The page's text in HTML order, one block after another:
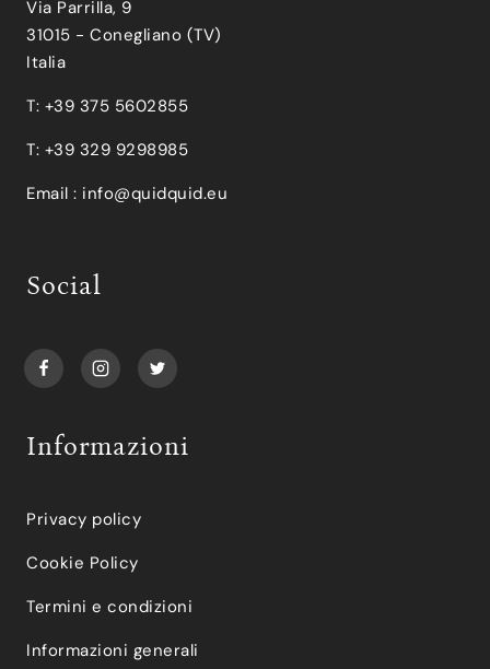
Via Parrilla, 9
31015 - Conegliano (TV)
Italia
T: +39 375 5602855
T: +39 329 9298985
Email : info@quidquid.eu
Social
Informazioni
Privacy policy
Cookie Policy
Termini e condizioni
Informazioni generali